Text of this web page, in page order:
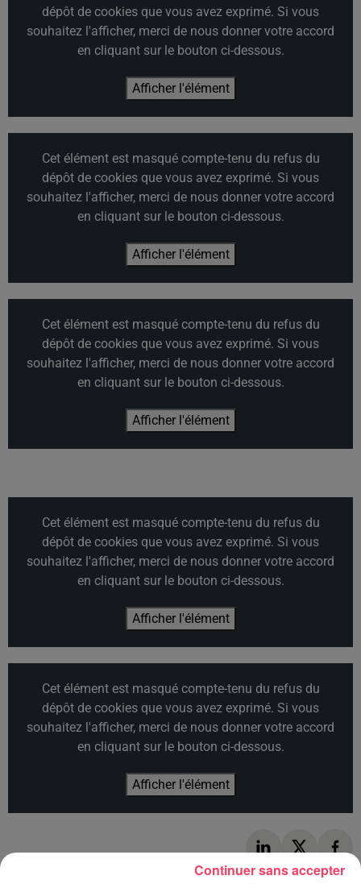
dépôt de cookies que vous avez exprimé. Si vous
souhaitez l'afficher, merci de nous donner votre accord
en cliquant sur le bouton ci-dessous.
Afficher l'élément
Cet élément est masqué compte-tenu du refus du
dépôt de cookies que vous avez exprimé. Si vous
souhaitez l'afficher, merci de nous donner votre accord
en cliquant sur le bouton ci-dessous.
Afficher l'élément
Cet élément est masqué compte-tenu du refus du
dépôt de cookies que vous avez exprimé. Si vous
souhaitez l'afficher, merci de nous donner votre accord
en cliquant sur le bouton ci-dessous.
Afficher l'élément
Cet élément est masqué compte-tenu du refus du
dépôt de cookies que vous avez exprimé. Si vous
souhaitez l'afficher, merci de nous donner votre accord
en cliquant sur le bouton ci-dessous.
Afficher l'élément
Cet élément est masqué compte-tenu du refus du
dépôt de cookies que vous avez exprimé. Si vous
souhaitez l'afficher, merci de nous donner votre accord
en cliquant sur le bouton ci-dessous.
Afficher l'élément
Continuer sans accepter